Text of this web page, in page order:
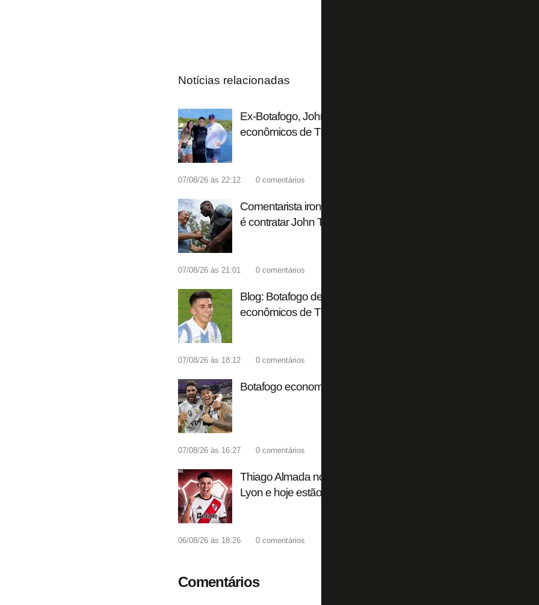
Notícias relacionadas
Ex-Botafogo, John Textor explica operação que antecipou
econômicos de Thiago Almada
07/08/26 às 22:12 0 comentários
Comentarista ironiza Flamengo: 'Plano A era Almada, plano B
é contratar John Textor. Que vontade de ser Botafogo'
07/08/26 às 21:01 0 comentários
Blog: Botafogo deve US$ 10 milhões a fundo por adiantamento
econômicos de Thiago Almada
07/08/26 às 18:12 0 comentários
Botafogo economiza cerca de R$ 5 milhões na folha salarial
07/08/26 às 16:27 0 comentários
Thiago Almada no River Plate: 50% dos direitos que eram do
Lyon e hoje estão sob posse de dois fundos
06/08/26 às 18:26 0 comentários
Comentários